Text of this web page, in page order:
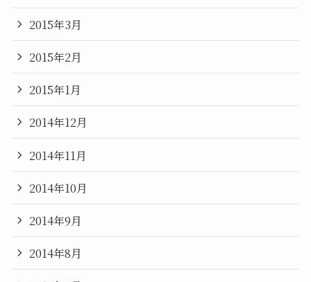
2015年3月
2015年2月
2015年1月
2014年12月
2014年11月
2014年10月
2014年9月
2014年8月